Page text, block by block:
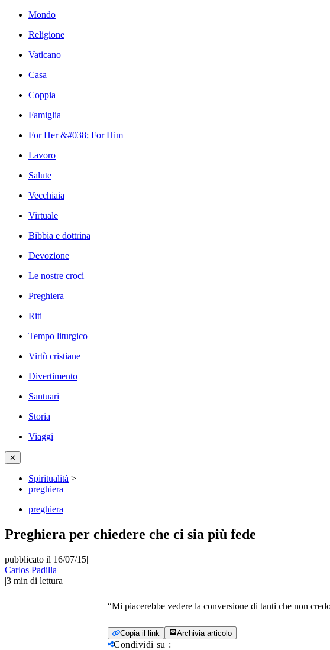
Mondo
Religione
Vaticano
Casa
Coppia
Famiglia
For Her &#038; For Him
Lavoro
Salute
Vecchiaia
Virtuale
Bibbia e dottrina
Devozione
Le nostre croci
Preghiera
Riti
Tempo liturgico
Virtù cristiane
Divertimento
Santuari
Storia
Viaggi
✕
Spiritualità >
preghiera
preghiera
Preghiera per chiedere che ci sia più fede
pubblicato il 16/07/15|
Carlos Padilla
|3 min di lettura
“Mi piacerebbe vedere la conversione di tanti che non
Copia il link Archivia articolo
Condividi su :